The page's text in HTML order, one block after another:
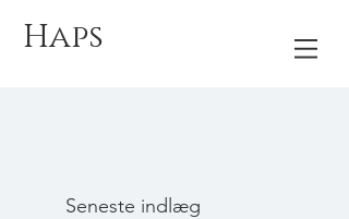
Haps
Seneste indlæg